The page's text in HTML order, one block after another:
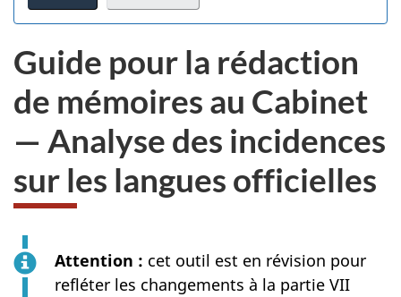
au
ne
participer
au
sondage
du
site
web,
Guide pour la rédaction
de mémoires au Cabinet
— Analyse des incidences
sur les langues officielles
Attention : cet outil est en révision pour
refléter les changements à la partie VII